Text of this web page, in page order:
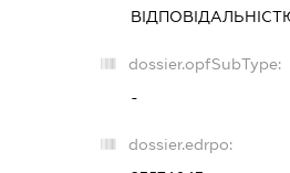
dossier.opfSubType:
-
dossier.edrpo: